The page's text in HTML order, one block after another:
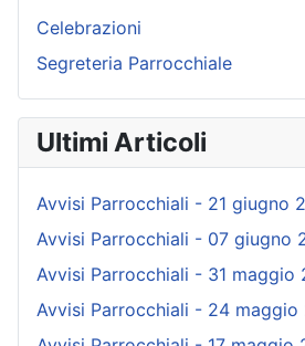
Celebrazioni
Segreteria Parrocchiale
Ultimi Articoli
Avvisi Parrocchiali - 21 giugno
Avvisi Parrocchiali - 07 giugno
Avvisi Parrocchiali - 31 maggio
Avvisi Parrocchiali - 24 maggio